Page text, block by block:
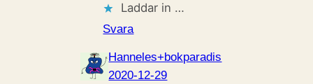
Laddar in …
Svara
Hanneles+bokparadis
2020-12-29